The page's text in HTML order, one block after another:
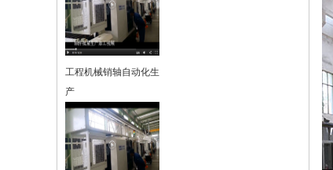
工程机械销轴自动化生
产